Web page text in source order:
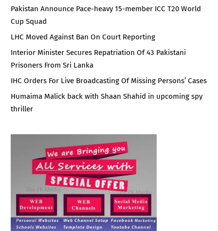
Pakistan Announce Pace-heavy 15-member ICC T20 World
Cup Squad
LHC Moved Against Ban On Court Reporting
Interior Minister Secures Repatriation Of 43 Pakistani
Prisoners From Sri Lanka
IHC Orders For Live Broadcasting Of Missing Persons’ Cases
Humaima Malick back with Shaan Shahid in upcoming spy
thriller